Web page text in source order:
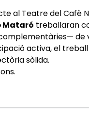
al Teatre del Cafè
Mataró treballaran
de
activa, el treball
sòlida.